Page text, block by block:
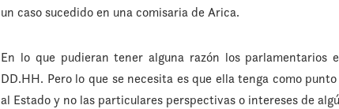
un caso sucedido en una comisaria de Arica.
En lo que pudieran tener alguna razón los
DD.HH. Pero lo que se necesita es que ella tenga como
al Estado y no las particulares perspectivas o intereses de